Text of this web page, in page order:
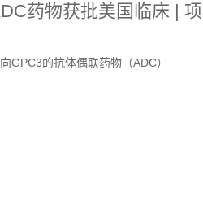
药物获批美国临床 | 项
GPC3的抗体偶联药物（ADC）